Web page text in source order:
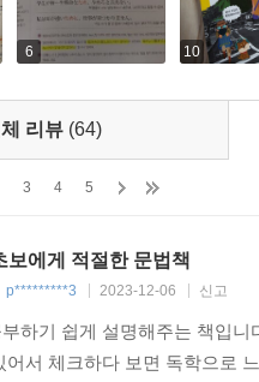
강사
트 정리〉를 통해 다시 한 번
시스템인 것 같아요. 제가 오
해주는 코너들!
챙겨 가세요〉와 같이 일본
해 주신 것과 정말 깨알 같
6 10
리뷰 (64)
3 4 5
보에게 적절한 문법책
p*********3 2023-12-06 신고
하기 쉽게 설명해주는 책입
어서 체크하다 보면 독학으로